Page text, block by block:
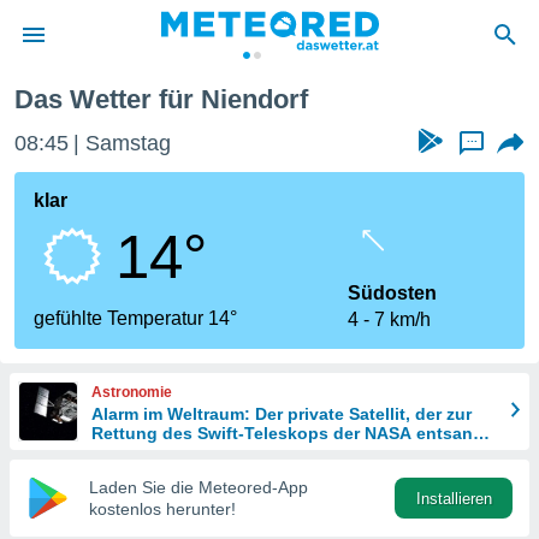
wurde
dass
sind.
diese
Das Wetter für Niendorf
08:45 Samstag ...
klar
14°
gefühlte Temperatur 14°
Südosten
4
7 km/h
Astronomie
Alarm im Weltraum: Der private Satellit, der zur
Rettung des Swift-Teleskops der NASA entsandt
Laden Sie die Meteored-App
kostenlos herunter!
Installieren